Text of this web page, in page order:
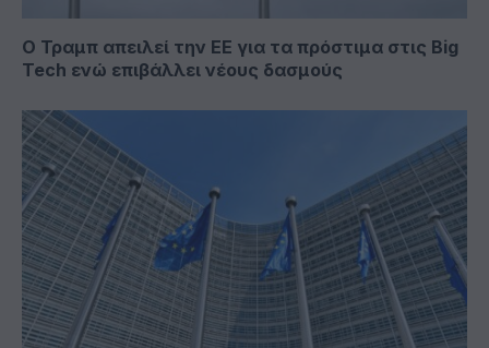
Ο Τραμπ απειλεί την ΕΕ για τα πρόστιμα στις Big
Tech ενώ επιβάλλει νέους δασμούς